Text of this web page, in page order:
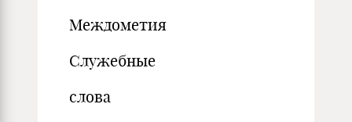
Междометия
Служебные
слова